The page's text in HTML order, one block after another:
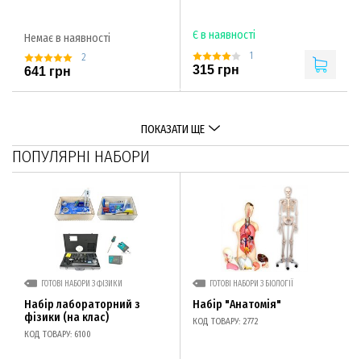
Немає в наявності
2
641 грн
Є в наявності
1
315 грн
ПОКАЗАТИ ЩЕ
ПОПУЛЯРНІ НАБОРИ
ГОТОВІ НАБОРИ З ФІЗИКИ
Набір лабораторний з
фізики (на клас)
КОД ТОВАРУ: 6100
ГОТОВІ НАБОРИ З БІОЛОГІЇ
Набір "Анатомія"
КОД ТОВАРУ: 2772